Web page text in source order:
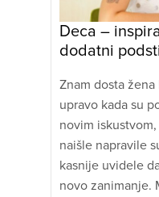
Deca –
dodatni
Znam dosta
upravo kada su
novim
naišle napravile
kasnije uvidele
novo zanimanje.